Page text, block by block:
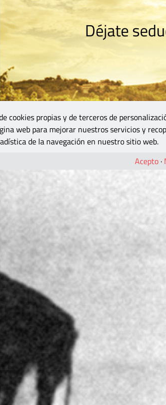
Déjate
cookies propias y de terceros de
web para mejorar nuestros servicios y
de la navegación en nuestro sitio web.
Acepto ·